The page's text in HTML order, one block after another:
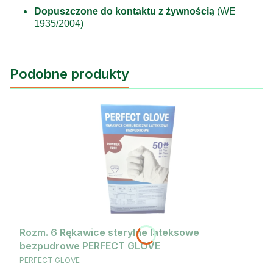
Dopuszczone do kontaktu z żywnością (WE
1935/2004)
Podobne produkty
Rozm. 6 Rękawice sterylne lateksowe
bezpudrowe PERFECT GLOVE
PRODUCENT
PERFECT GLOVE